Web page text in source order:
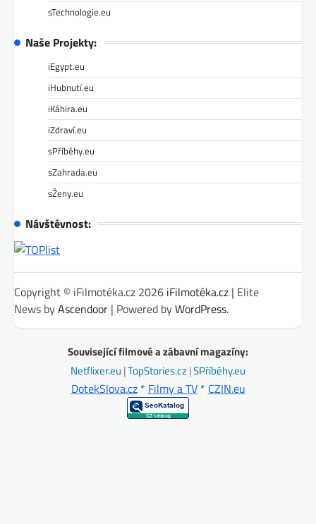
sTechnologie.eu
Naše Projekty:
iEgypt.eu
iHubnutí.eu
iKáhira.eu
iZdraví.eu
sPříběhy.eu
sZahrada.eu
sŽeny.eu
Návštěvnost:
Copyright © iFilmotéka.cz 2026 iFilmotéka.cz | Elite
News byAscendoor | Powered byWordPress.
Související filmové a zábavní magazíny:
Netflixer.eu |TopStories.cz|SPříběhy.eu
DotekSlova.cz* Filmy a TV* CZIN.eu